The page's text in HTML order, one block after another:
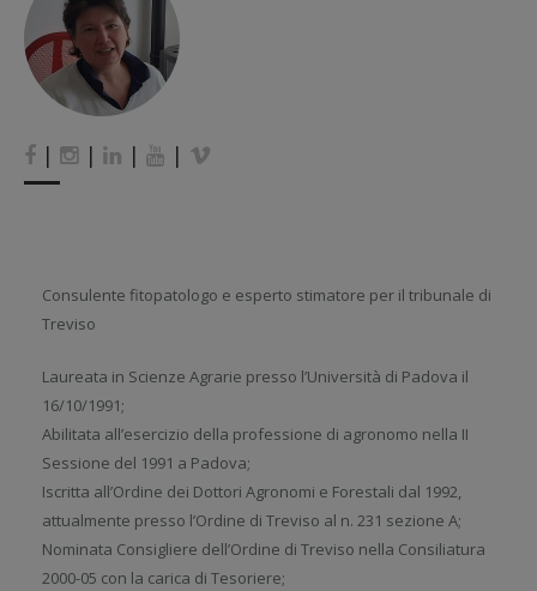
| | | |
Consulente fitopatologo e esperto stimatore per il tribunale di
Treviso
Laureata in Scienze Agrarie presso l’Università di Padova il
16/10/1991;
Abilitata all’esercizio della professione di agronomo nella II
Sessione del 1991 a Padova;
Iscritta all’Ordine dei Dottori Agronomi e Forestali dal 1992,
attualmente presso l’Ordine di Treviso al n. 231 sezione A;
Nominata Consigliere dell’Ordine di Treviso nella Consiliatura
2000-05 con la carica di Tesoriere;